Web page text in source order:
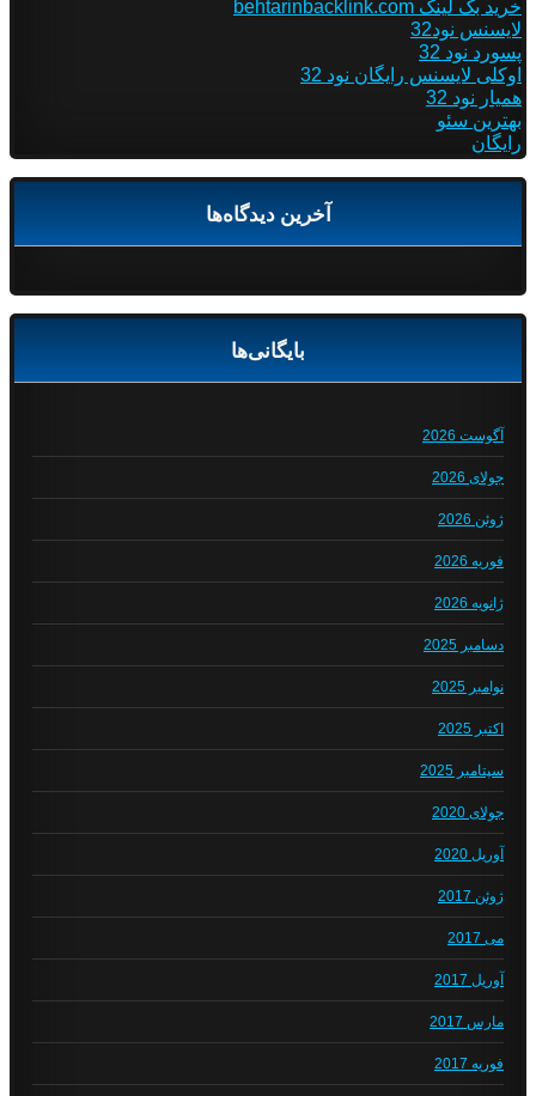
خرید بک لینک behtarinbacklink.com
لایسنس نود32
پسورد نود 32
اوکلی لایسنس رایگان نود 32
همیار نود 32
بهترین سئو
رایگان
آخرین دیدگاه‌ها
بایگانی‌ها
آگوست 2026
جولای 2026
ژوئن 2026
فوریه 2026
ژانویه 2026
دسامبر 2025
نوامبر 2025
اکتبر 2025
سپتامبر 2025
جولای 2020
آوریل 2020
ژوئن 2017
می 2017
آوریل 2017
مارس 2017
فوریه 2017